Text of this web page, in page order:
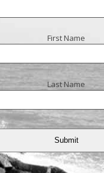
First Name
Last Name
Submit